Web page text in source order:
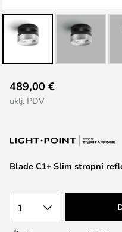
to
the
of
images
Blade C1+ Slim stropni
489,00 €
uklj. PDV
1